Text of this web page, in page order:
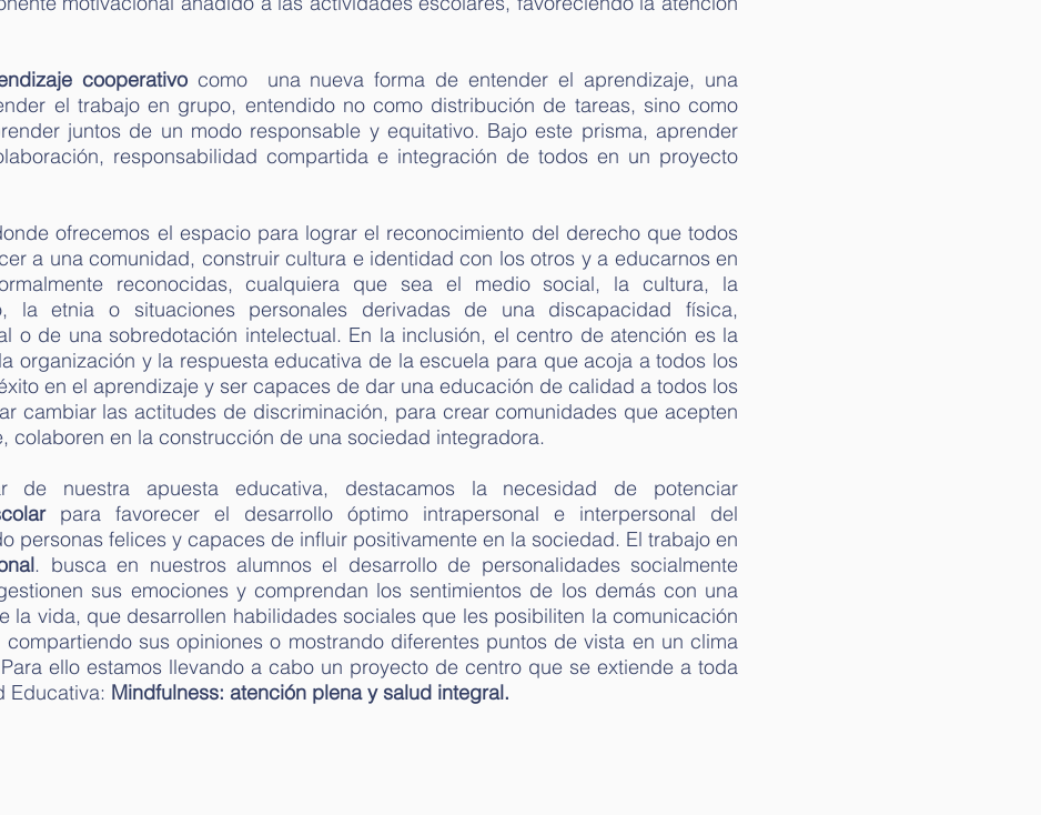
cooperativo como
una nueva forma de entender el aprendizaje, una
el trabajo en grupo, entendido no como distribución de tareas, sino como
juntos de un modo responsable y equitativo. Bajo este prisma, aprender
responsabilidad compartida e integración de todos en un proyecto
ofrecemos el espacio para lograr el reconocimiento del derecho que todos
a una comunidad, construir cultura e identidad con los otros y a educarnos en
reconocidas, cualquiera que sea el medio social, la cultura, la
la etnia o situaciones personales derivadas de una discapacidad física,
o de una sobredotación intelectual. En la inclusión, el centro de atención es la
organización y la respuesta educativa de la escuela para que acoja a todos los
en el aprendizaje y ser capaces de dar una educación de calidad a todos los
cambiar las actitudes de discriminación, para crear comunidades que acepten
colaboren en la construcción de una sociedad integradora.
de nuestra apuesta educativa, destacamos la necesidad de potenciar
para favorecer el desarrollo óptimo intrapersonal e interpersonal del
personas felices y capaces de influir positivamente en la sociedad. El trabajo en
. busca en nuestros alumnos el desarrollo de personalidades socialmente
sus emociones y comprendan los sentimientos de los demás con una
la vida, que desarrollen habilidades sociales que les posibiliten la comunicación
sus opiniones o mostrando diferentes puntos de vista en un clima
ello estamos llevando a cabo un proyecto de centro que se extiende a toda
Educativa: Mindfulness: atención plena y salud integral.